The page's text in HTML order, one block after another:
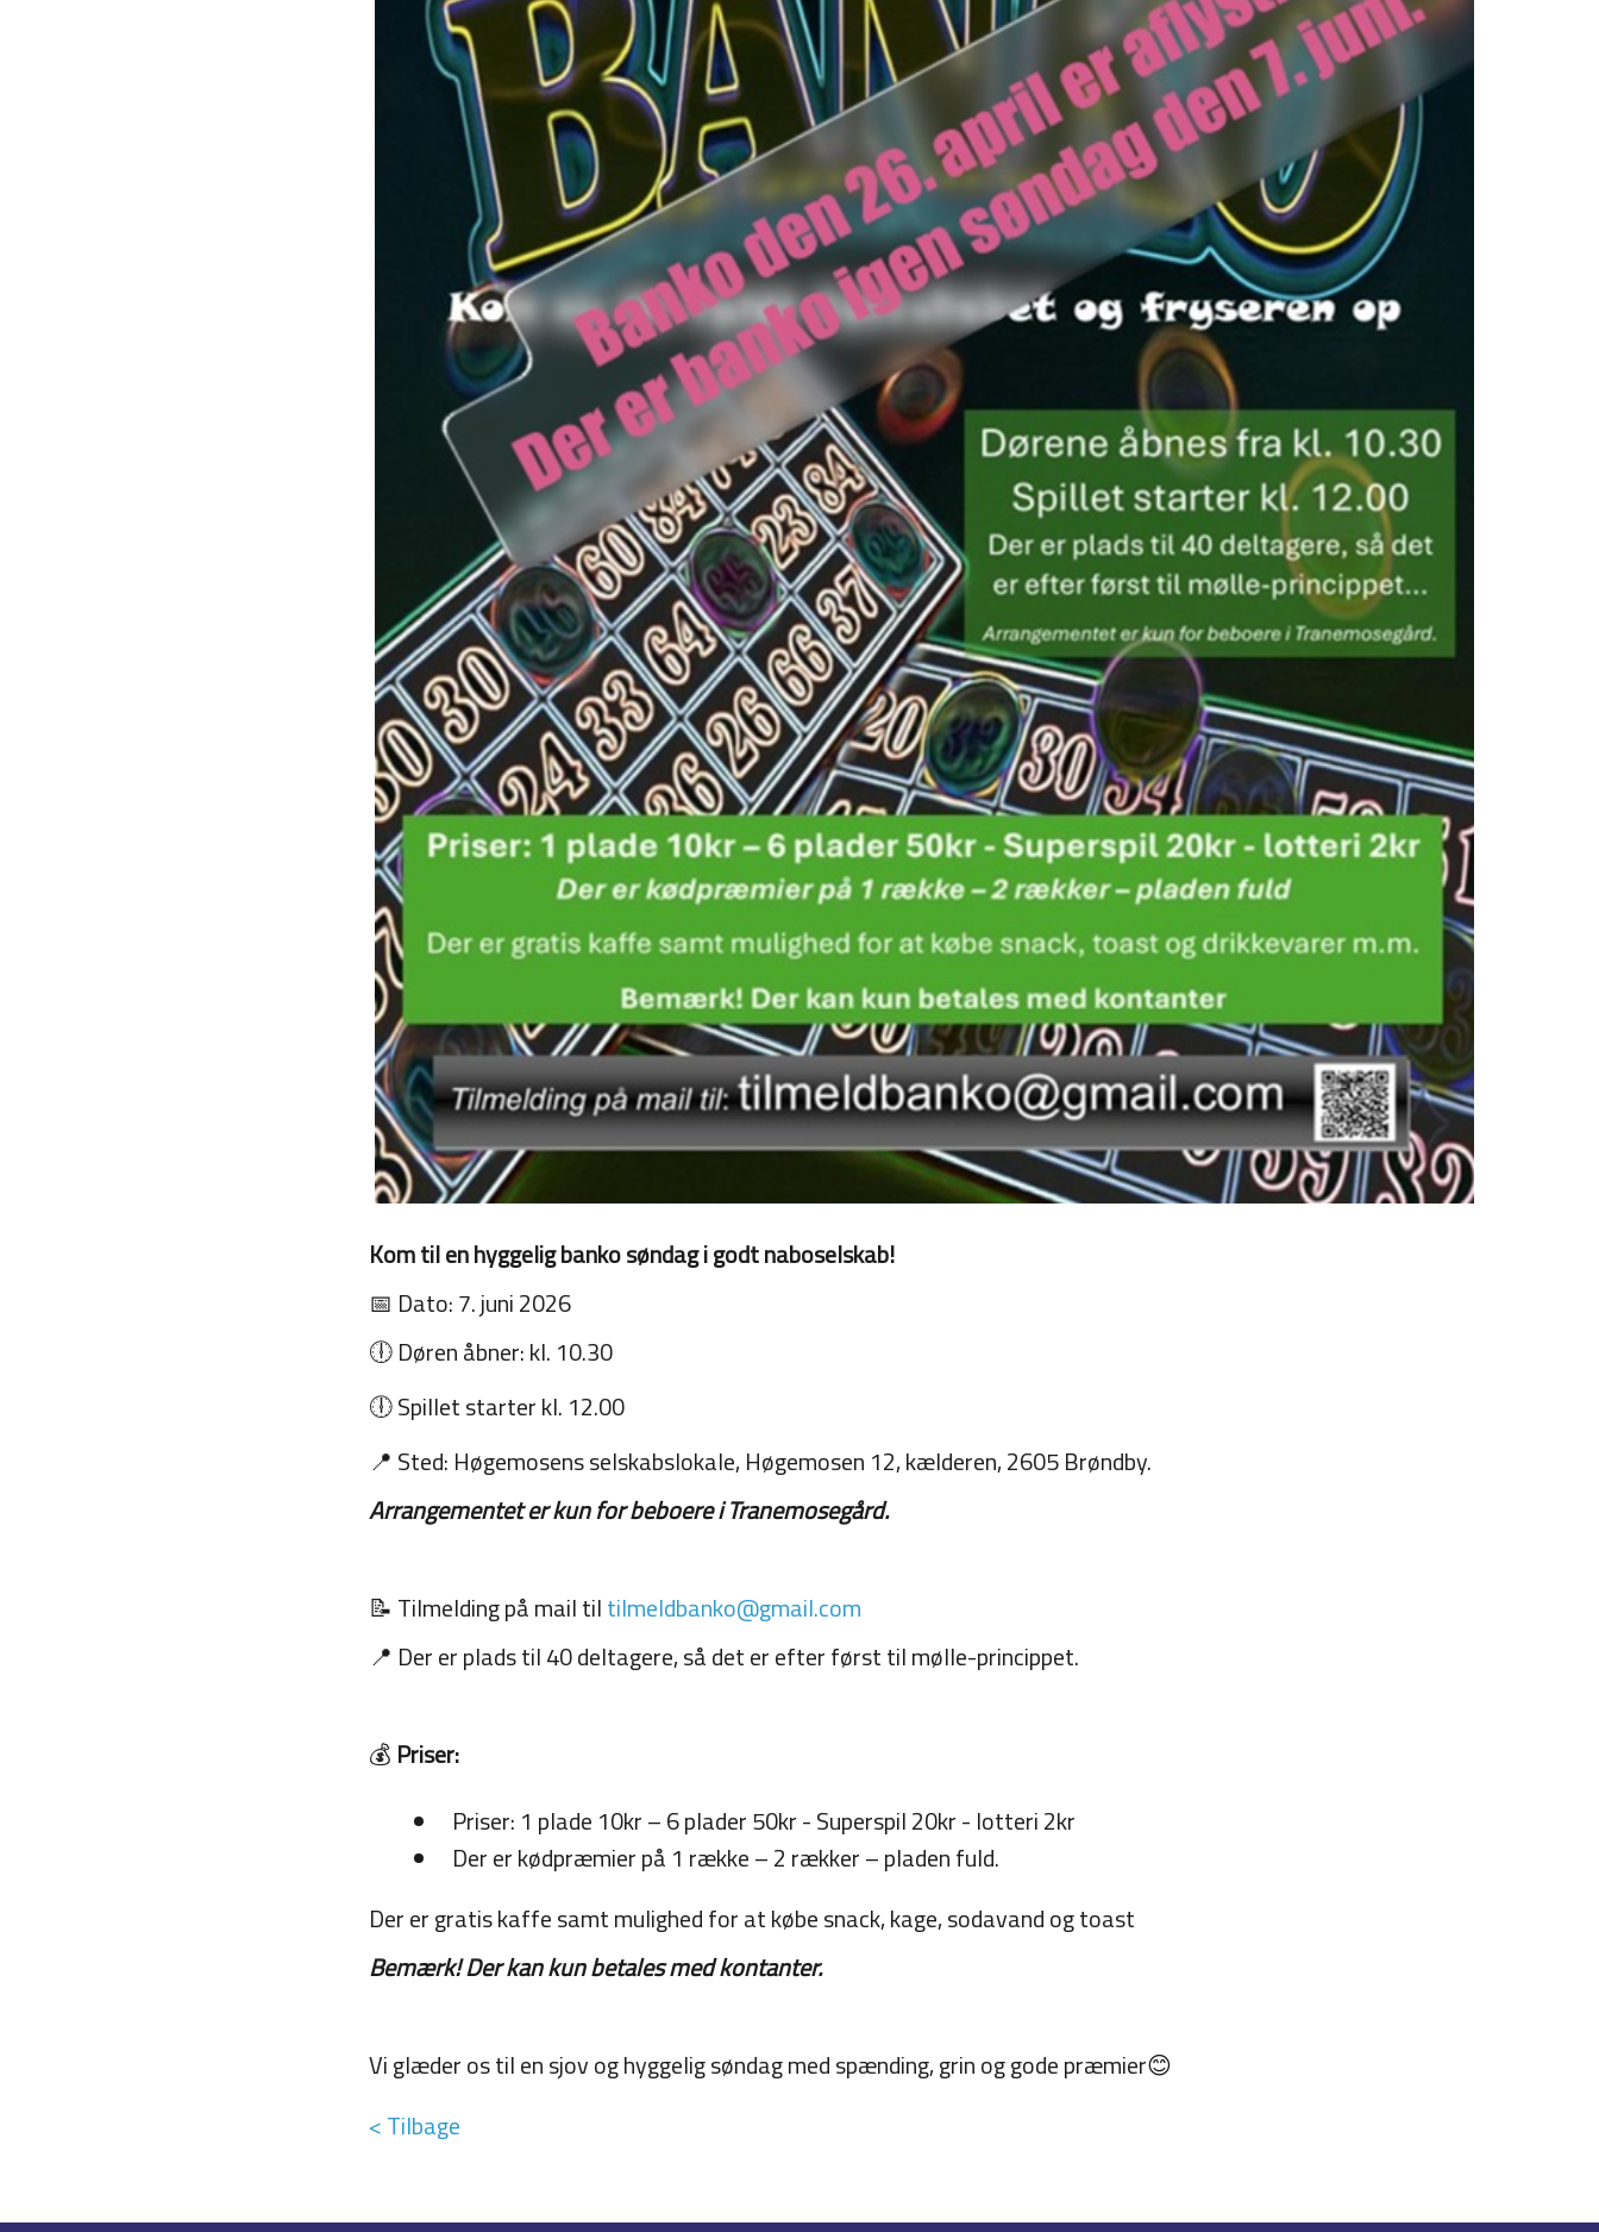
Kom til en hyggelig banko søndag i godt naboselskab!
📅 Dato: 7. juni 2026
🕕 Døren åbner: kl. 10.30
🕕 Spillet starter kl. 12.00
📍 Sted: Høgemosens selskabslokale, Høgemosen 12, kælderen, 2605 Brøndby.
Arrangementet er kun for beboere i Tranemosegård.
📝 Tilmelding på mail tiltilmeldbanko@gmail.com
📍 Der er plads til 40 deltagere, så det er efter først til mølle-princippet.
💰 Priser:
Priser: 1 plade 10kr – 6 plader 50kr - Superspil 20kr - lotteri 2kr
Der er kødpræmier på 1 række – 2 rækker – pladen fuld.
Der er gratis kaffe samt mulighed for at købe snack, kage, sodavand og toast
Bemærk! Der kan kun betales med kontanter.
Vi glæder os til en sjov og hyggelig søndag med spænding, grin og gode præmier😊
< Tilbage